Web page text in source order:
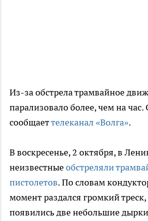
Из-за обстрела трамвайное
парализовало более, чем на
сообщаеттелеканал «Волга».
В воскресенье, 2 октября, в
неизвестныеобстреляли
пистолетов. По словам
момент раздался громкий треск,
появились две небольшие